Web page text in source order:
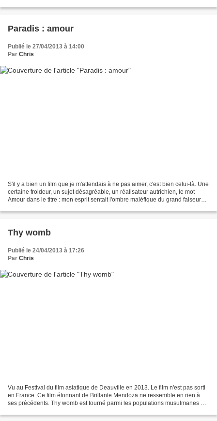
Paradis : amour
Publié le 27/04/2013 à 14:00
Par Chris
S'il y a bien un film que je m'attendais à ne pas aimer, c'est bien celui-là. Une
certaine froideur, un sujet désagréable, un réalisateur autrichien, le mot
Amour dans le titre : mon esprit sentait l'ombre maléfique du grand faiseur
Thy womb
Publié le 24/04/2013 à 17:26
Par Chris
Vu au Festival du film asiatique de Deauville en 2013. Le film n'est pas sorti
en France. Ce film étonnant de Brillante Mendoza ne ressemble en rien à
ses précédents. Thy womb est tourné parmi les populations musulmanes de